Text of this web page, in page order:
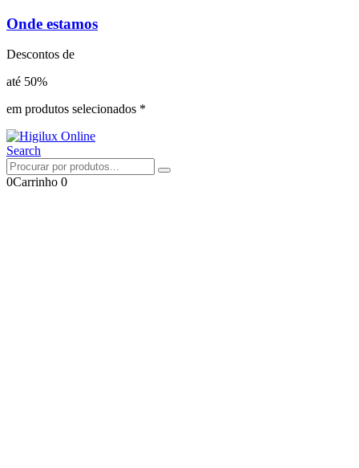
Onde estamos
Descontos de
até 50%
em produtos selecionados *
Search
0Carrinho 0